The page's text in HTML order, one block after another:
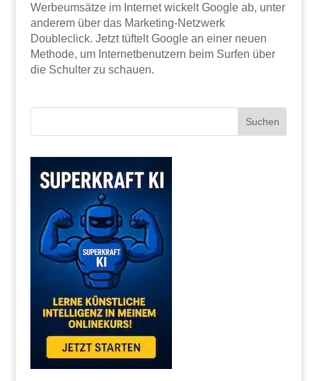
Werbeumsätze im Internet wickelt Google ab, unter
anderem über das Marketing-Netzwerk
Doubleclick. Jetzt tüftelt Google an einer neuen
Methode, um Internetbenutzern beim Surfen über
die Schulter zu schauen.